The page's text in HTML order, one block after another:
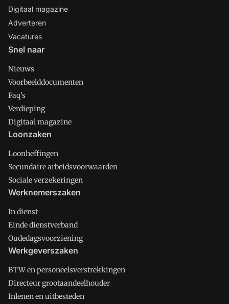
Digitaal magazine
Adverteren
Vacatures
Snel naar
Nieuws
Voorbeelddocumenten
Faq's
Verdieping
Digitaal magazine
Loonzaken
Loonheffingen
Secundaire arbeidsvoorwaarden
Sociale verzekeringen
Werknemerszaken
In dienst
Einde dienstverband
Oudedagsvoorziening
Werkgeverszaken
BTW en personeelsverstrekkingen
Directeur grootaandeelhouder
Inlenen en uitbesteden